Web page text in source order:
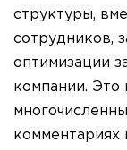
структуры,
сотрудников,
оптимизации
компании. Это
комментариях